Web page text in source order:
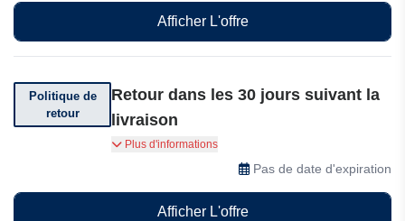
Afficher L'offre
Politique de
retour
Retour dans les 30 jours suivant la
livraison
Les produits achetés sur Aveda.com peuvent
être retournés dans les 30 jours suivant la
livraison, à condition qu'ils soient neufs ou en
bon état.
Plus d'informations
Pas de date d'expiration
Afficher L'offre